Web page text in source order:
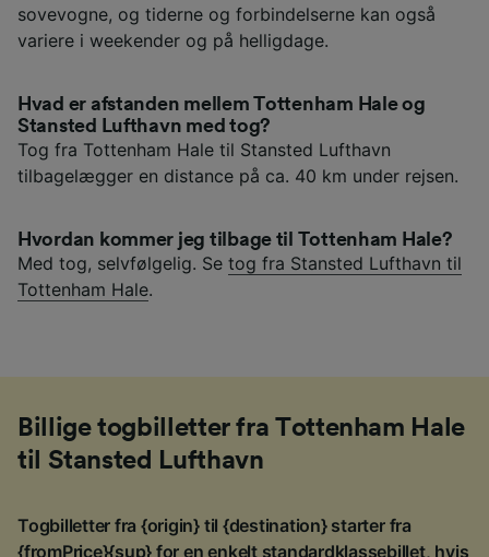
sovevogne, og tiderne og forbindelserne kan også
variere i weekender og på helligdage.
Hvad er afstanden mellem Tottenham Hale og
Stansted Lufthavn med tog?
Tog fra Tottenham Hale til Stansted Lufthavn
tilbagelægger en distance på ca. 40 km under rejsen.
Hvordan kommer jeg tilbage til Tottenham Hale?
Med tog, selvfølgelig. Se tog fra Stansted Lufthavn til
Tottenham Hale.
Billige togbilletter fra Tottenham Hale
til Stansted Lufthavn
Togbilletter fra {origin} til {destination} starter fra
{fromPrice}{sup} for en enkelt standardklassebillet, hvis